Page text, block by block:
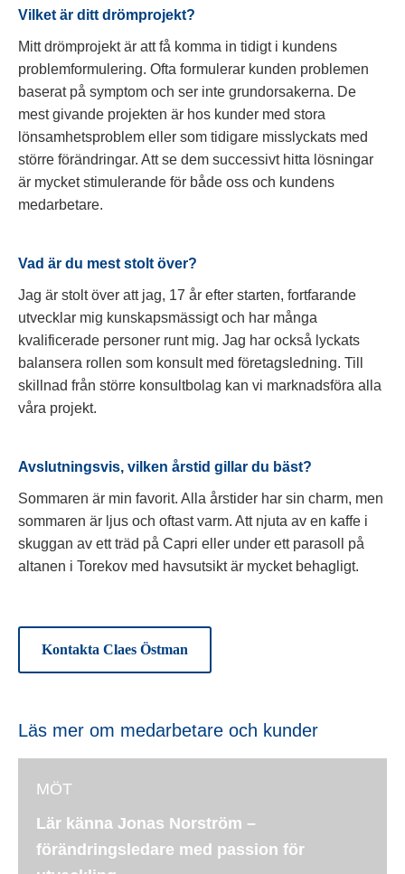
Vilket är ditt drömprojekt?
Mitt drömprojekt är att få komma in tidigt i kundens
problemformulering. Ofta formulerar kunden problemen
baserat på symptom och ser inte grundorsakerna. De
mest givande projekten är hos kunder med stora
lönsamhetsproblem eller som tidigare misslyckats med
större förändringar. Att se dem successivt hitta lösningar
är mycket stimulerande för både oss och kundens
medarbetare.
Vad är du mest stolt över?
Jag är stolt över att jag, 17 år efter starten, fortfarande
utvecklar mig kunskapsmässigt och har många
kvalificerade personer runt mig. Jag har också lyckats
balansera rollen som konsult med företagsledning. Till
skillnad från större konsultbolag kan vi marknadsföra alla
våra projekt.
Avslutningsvis, vilken årstid gillar du bäst?
Sommaren är min favorit. Alla årstider har sin charm, men
sommaren är ljus och oftast varm. Att njuta av en kaffe i
skuggan av ett träd på Capri eller under ett parasoll på
altanen i Torekov med havsutsikt är mycket behagligt.
Kontakta Claes Östman
Läs mer om medarbetare och kunder
MÖT
Lär känna Jonas Norström –
förändringsledare med passion för